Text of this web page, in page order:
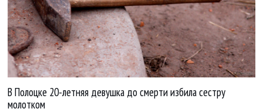
В Полоцке 20-летняя девушка до смерти избила сестру
молотком